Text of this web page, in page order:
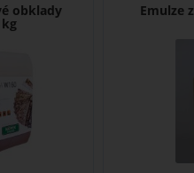
obklady
kg
Emulze